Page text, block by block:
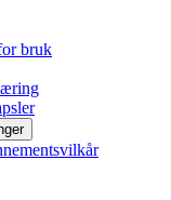
bruk